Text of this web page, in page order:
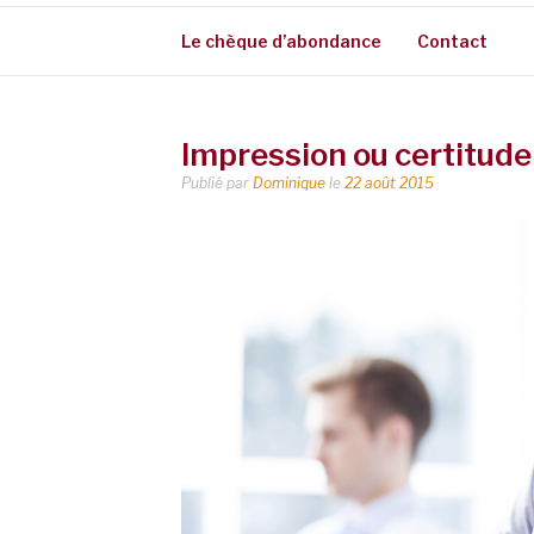
Le chèque d’abondance Contact
Impression ou certitude
Publié par Dominique le 22 août 2015